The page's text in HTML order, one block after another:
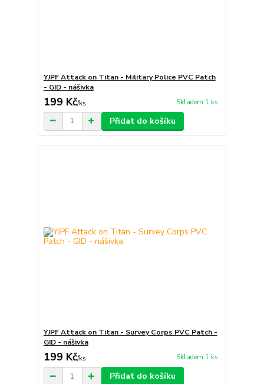
YJPF Attack on Titan - Military Police PVC Patch
- GID - nášivka
199 Kč/ks Skladem 1 ks
Přidat do košíku
YJPF Attack on Titan - Survey Corps PVC Patch -
GID - nášivka
199 Kč/ks Skladem 1 ks
Přidat do košíku